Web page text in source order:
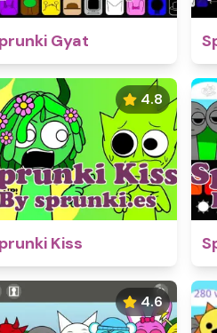
Gyat
4.8
Kiss
4.6